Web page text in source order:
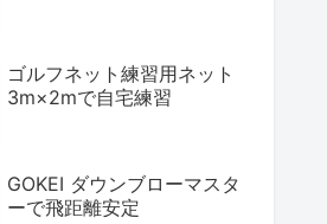
ゴルフネット練習用ネット
3m×2mで自宅練習
GOKEI ダウンブローマスタ
ーで飛距離安定